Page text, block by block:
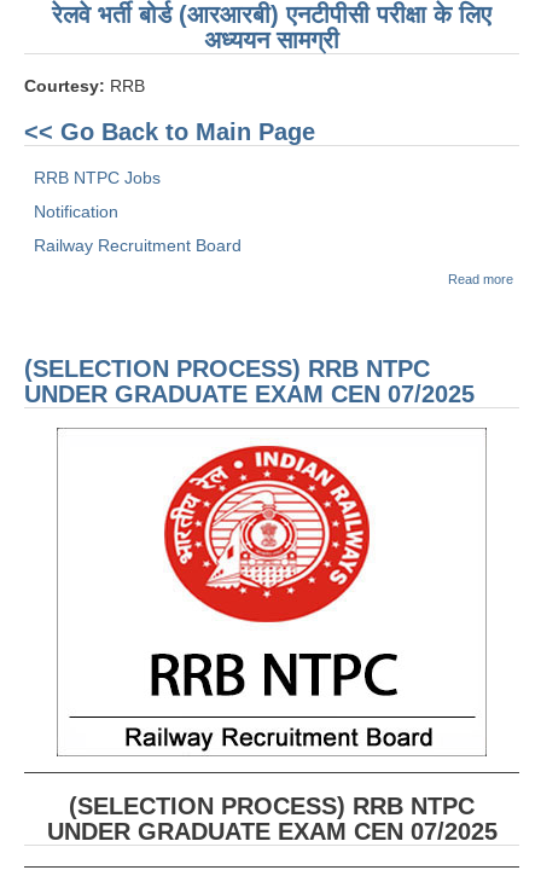
रेलवे भर्ती बोर्ड (आरआरबी) एनटीपीसी परीक्षा के लिए
अध्ययन सामग्री
Courtesy: RRB
<< Go Back to Main Page
RRB NTPC Jobs
Notification
Railway Recruitment Board
Read more
(SELECTION PROCESS) RRB NTPC
UNDER GRADUATE EXAM CEN 07/2025
(SELECTION PROCESS) RRB NTPC
UNDER GRADUATE EXAM CEN 07/2025